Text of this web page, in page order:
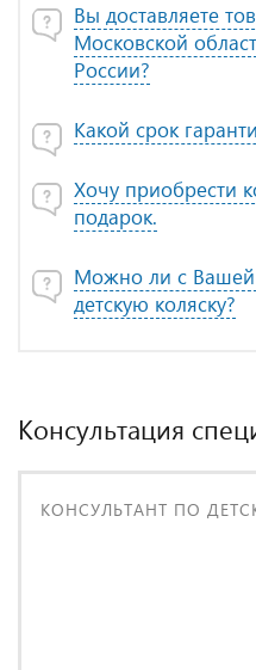
Вы доставляете
Московской
России?
Какой срок
Хочу приобрести
подарок.
Можно ли с
детскую коляску?
Консультация
КОНСУЛЬТАНТ ПО